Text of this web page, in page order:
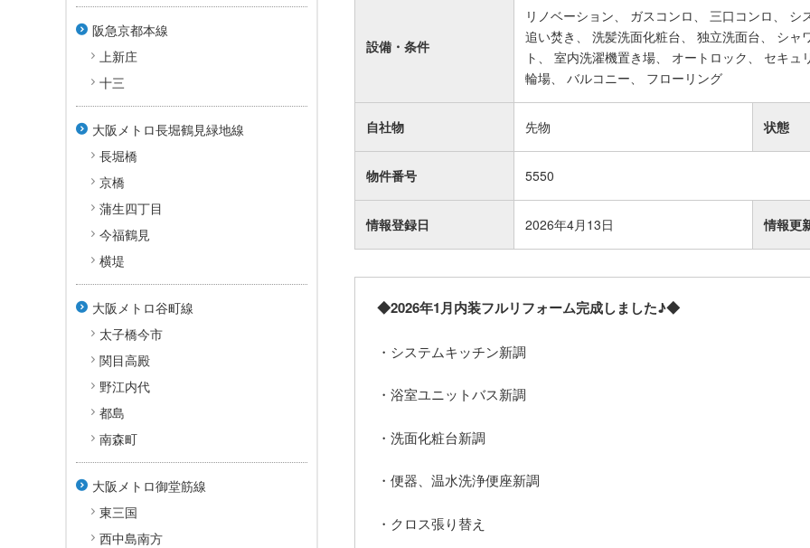
設備・条件
リノベーション ガスコンロ 三口コンロ シ
追い焚き
洗髪洗面化粧台 独立洗面台 シャ
ト
室内洗濯機置き場 オートロック セキュ
輪場
バルコニー フローリング
自社物 先物 状態
物件番号 5550
情報登録日 2026年4月13日 情報更
◆2026年1月内装フルリフォーム完成しました♪◆
・システムキッチン新調
・浴室ユニットバス新調
・洗面化粧台新調
・便器、温水洗浄便座新調
・クロス張り替え
阪急京都本線
上新庄
十三
大阪メトロ長堀鶴見緑地線
長堀橋
京橋
蒲生四丁目
今福鶴見
横堤
大阪メトロ谷町線
太子橋今市
関目高殿
野江内代
都島
南森町
大阪メトロ御堂筋線
東三国
西中島南方